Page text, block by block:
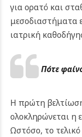
για ορατό και
ιατρική
Πότε
Η πρώτη
ολοκληρώνεται η
Ωστόσο, το